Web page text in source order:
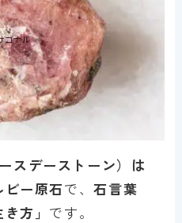
スデーストーン）は
ー原石で、石言葉
方」 です。